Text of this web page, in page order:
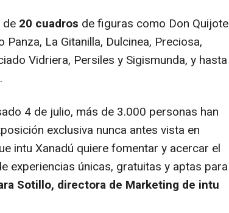
20 cuadros de figuras como Don Quijote
La Gitanilla, Dulcinea, Preciosa,
Vidriera, Persiles y Sigismunda, y hasta
4 de julio, más de 3.000 personas han
exclusiva nunca antes vista en
intu Xanadú quiere fomentar y acercar el
experiencias únicas, gratuitas y aptas para
Sotillo, directora de Marketing de intu